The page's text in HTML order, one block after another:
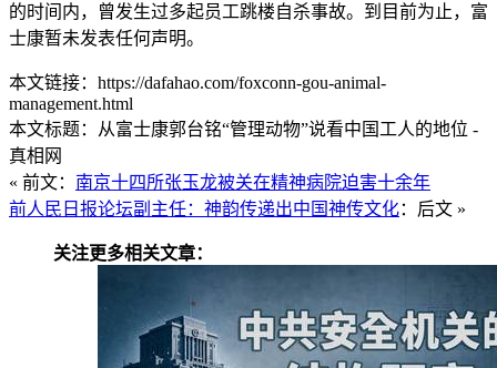
的时间内，曾发生过多起员工跳楼自杀事故。到目前为止，富
士康暂未发表任何声明。
本文链接：https://dafahao.com/foxconn-gou-animal-
management.html
本文标题：从富士康郭台铭“管理动物”说看中国工人的地位 -
真相网
« 前文： 南京十四所张玉龙被关在精神病院迫害十余年
前人民日报论坛副主任：神韵传递出中国神传文化：后文 »
关注更多相关文章：